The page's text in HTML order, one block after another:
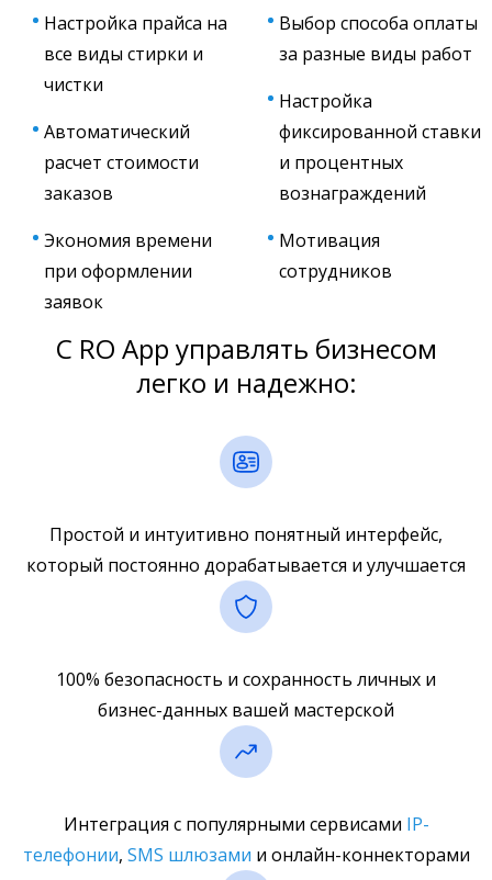
Настройка прайса на
все виды стирки и
чистки
Автоматический
расчет стоимости
заказов
Экономия времени
при оформлении
заявок
Выбор способа оплаты
за разные виды работ
Настройка
фиксированной ставки
и процентных
вознаграждений
Мотивация
сотрудников
С RO App управлять бизнесом
легко и надежно:
Простой и интуитивно понятный интерфейс,
который постоянно дорабатывается и улучшается
100% безопасность и сохранность личных и
бизнес-данных вашей мастерской
Интеграция с популярными сервисами IP-
телефонии, SMS шлюзами и онлайн-коннекторами